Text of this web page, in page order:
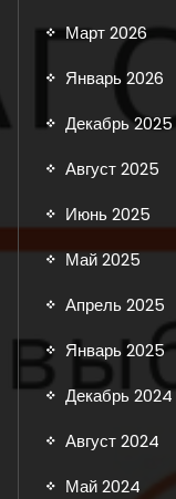
Март 2026
Январь 2026
Декабрь 2025
Август 2025
Июнь 2025
Май 2025
Апрель 2025
Январь 2025
Декабрь 2024
Август 2024
Май 2024